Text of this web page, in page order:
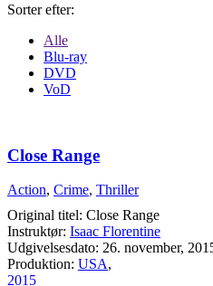
Sorter efter:
Alle
Blu-ray
DVD
VoD
Close Range
Action, Crime, Thriller
Original titel: Close Range
Instruktør: Isaac Florentine
Udgivelsesdato: 26. november,
Produktion: USA,
2015